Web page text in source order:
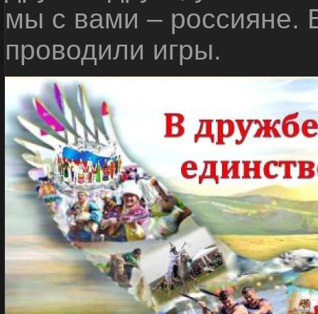
мы с вами – россияне.
проводили игры.